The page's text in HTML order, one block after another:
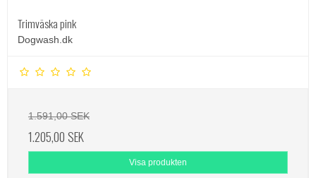
Trimväska pink
Dogwash.dk
1.591,00 SEK
1.205,00 SEK
Visa produkten